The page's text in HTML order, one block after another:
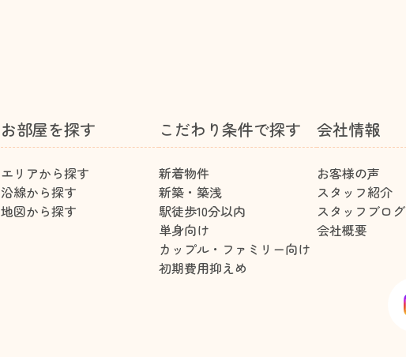
お部屋を探す
エリアから探す
沿線から探す
地図から探す
こだわり条件で探す
新着物件
新築・築浅
駅徒歩10分以内
単身向け
カップル・ファミリー向け
初期費用抑えめ
会社情報
お客様の声
スタッフ紹介
スタッフブログ
会社概要